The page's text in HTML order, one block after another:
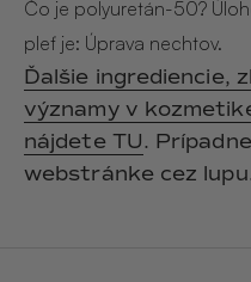
Čo je polyuretán-50?
pleť je: Úprava nechtov.
Ďalšie ingrediencie,
významy v
nájdete TU.
webstránke cez
SOLEILLE
€29,90
MUCUMU
Candle
ROUGE
Hair & Body Mist
Hand Cream
Nail Oil
Candles